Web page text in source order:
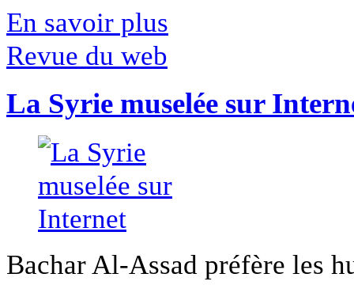
En savoir plus
Revue du web
La Syrie muselée sur
Bachar Al-Assad préfère les